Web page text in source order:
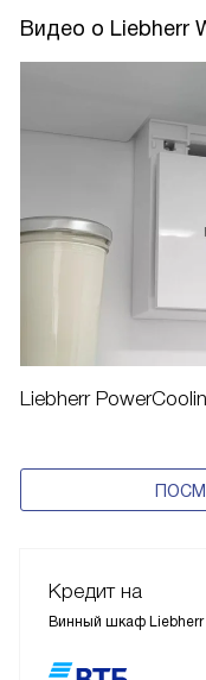
Видео о Liebherr
Liebherr
Кредит на
Винный шкаф Liebherr